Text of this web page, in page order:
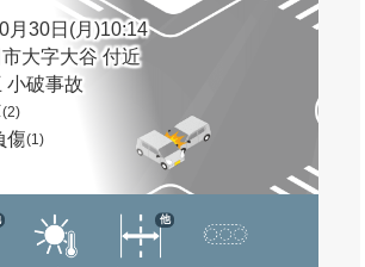
月30日(月)10:14
大字大谷 付近
小破事故
(2)
傷(1)
他